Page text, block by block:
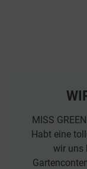
MISS
Habt eine
wir uns